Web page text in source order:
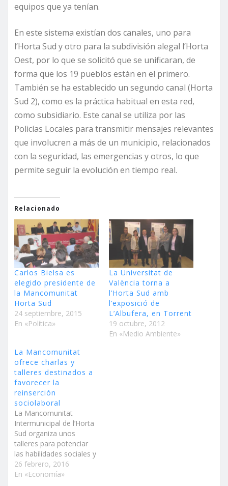
equipos que ya tenían.
En este sistema existían dos canales, uno para
l’Horta Sud y otro para la subdivisión alegal l’Horta
Oest, por lo que se solicitó que se unificaran, de
forma que los 19 pueblos están en el primero.
También se ha establecido un segundo canal (Horta
Sud 2), como es la práctica habitual en esta red,
como subsidiario. Este canal se utiliza por las
Policías Locales para transmitir mensajes relevantes
que involucren a más de un municipio, relacionados
con la seguridad, las emergencias y otros, lo que
permite seguir la evolución en tiempo real.
Relacionado
Carlos Bielsa es
elegido presidente de
la Mancomunitat
Horta Sud
24 septiembre, 2015
En «Política»
La Universitat de
València torna a
l’Horta Sud amb
l’exposició de
L’Albufera, en Torrent
19 octubre, 2012
En «Medio Ambiente»
La Mancomunitat
ofrece charlas y
talleres destinados a
favorecer la
reinserción
sociolaboral
La Mancomunitat
Intermunicipal de l’Horta
Sud organiza unos
talleres para potenciar
las habilidades sociales y
laborales del alumnado
Estas actividades se
26 febrero, 2016
En «Economía»